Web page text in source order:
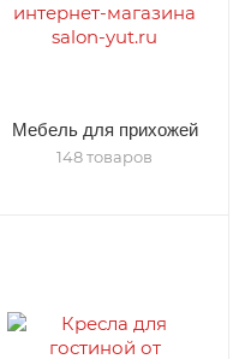
Мебель для прихожей
148 товаров